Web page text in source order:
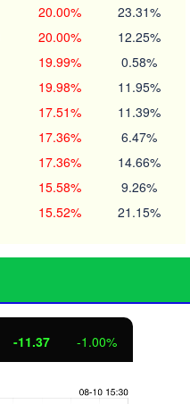
20.00% 23.31%
20.00% 12.25%
19.99% 0.58%
19.98% 11.95%
17.51% 11.39%
17.36% 6.47%
17.36% 14.66%
15.58% 9.26%
15.52% 21.15%
-11.37 -1.00%